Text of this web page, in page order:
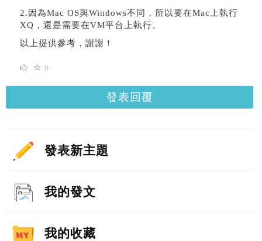
2.因為Mac OS與Windows不同，所以要在Mac上執行
XQ，還是需要在VM平台上執行。
以上提供參考，謝謝！
0
發表回覆
發表新主題
我的發文
我的收藏